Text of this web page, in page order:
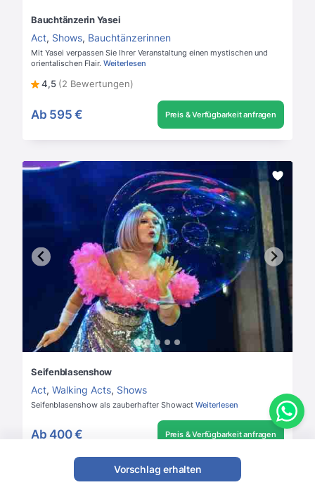
Bauchtänzerin Yasei
Act, Shows, Bauchtänzerinnen
Mit Yasei verpassen Sie Ihrer Veranstaltung einen mystischen und
orientalischen Flair. Weiterlesen
4,5 (2 Bewertungen)
Ab 595 € Preis & Verfügbarkeit anfragen
Seifenblasenshow
Act, Walking Acts, Shows
Seifenblasenshow als zauberhafter Showact Weiterlesen
Ab 400 € Preis & Verfügbarkeit anfragen
Vorschlag erhalten